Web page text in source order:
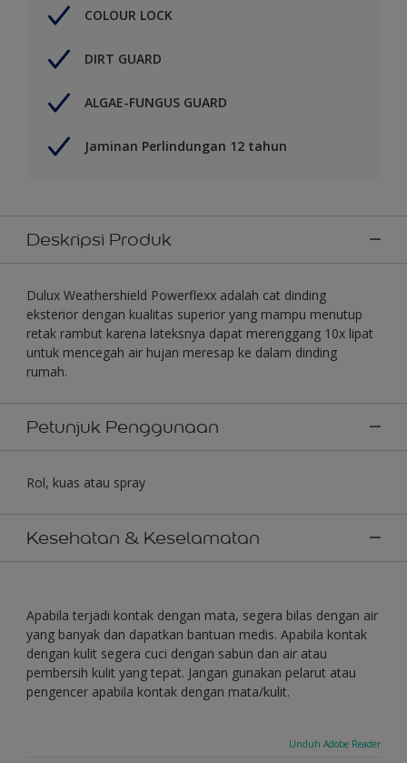
COLOUR LOCK
DIRT GUARD
ALGAE-FUNGUS GUARD
Jaminan Perlindungan 12 tahun
Deskripsi Produk
Dulux Weathershield Powerflexx adalah cat dinding
eksterior dengan kualitas superior yang mampu menutup
retak rambut karena lateksnya dapat merenggang 10x lipat
untuk mencegah air hujan meresap ke dalam dinding
rumah.
Petunjuk Penggunaan
Rol, kuas atau spray
Kesehatan & Keselamatan
Apabila terjadi kontak dengan mata, segera bilas dengan air
yang banyak dan dapatkan bantuan medis. Apabila kontak
dengan kulit segera cuci dengan sabun dan air atau
pembersih kulit yang tepat. Jangan gunakan pelarut atau
pengencer apabila kontak dengan mata/kulit.
Unduh Adobe Reader